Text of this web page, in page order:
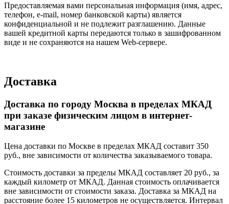
Предоставляемая вами персональная информация (имя, адрес,
телефон, e-mail, номер банковской карты) является
конфиденциальной и не подлежит разглашению. Данные
вашей кредитной карты передаются только в зашифрованном
виде и не сохраняются на нашем Web-сервере.
Доставка
Доставка по городу Москва в пределах МКАД
при заказе физическим лицом в интернет-
магазине
Цена доставки по Москве в пределах МКАД составит 350
руб., вне зависимости от количества заказываемого товара.
Стоимость доставки за пределы МКАД составляет 20 руб., за
каждый километр от МКАД. Данная стоимость оплачивается
вне зависимости от стоимости заказа. Доставка за МКАД на
расстояние более 15 километров не осуществляется. Интервал